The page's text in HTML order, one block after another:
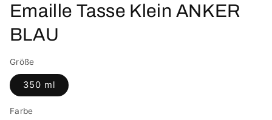
Emaille Tasse Klein ANKER
BLAU
Größe
350 ml
Farbe